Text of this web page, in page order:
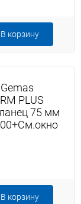
В корзину
PLUS
75 мм
В корзину